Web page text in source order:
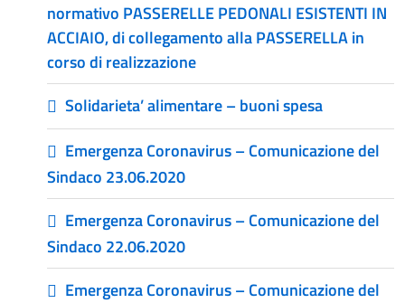
normativo PASSERELLE PEDONALI ESISTENTI IN
ACCIAIO, di collegamento alla PASSERELLA in
corso di realizzazione
Solidarieta’ alimentare – buoni spesa
Emergenza Coronavirus – Comunicazione del
Sindaco 23.06.2020
Emergenza Coronavirus – Comunicazione del
Sindaco 22.06.2020
Emergenza Coronavirus – Comunicazione del